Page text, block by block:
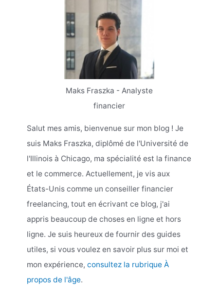
Maks Fraszka - Analyste
financier
Salut mes amis, bienvenue sur mon blog ! Je
suis Maks Fraszka, diplômé de l'Université de
l'Illinois à Chicago, ma spécialité est la finance
et le commerce. Actuellement, je vis aux
États-Unis comme un conseiller financier
freelancing, tout en écrivant ce blog, j'ai
appris beaucoup de choses en ligne et hors
ligne. Je suis heureux de fournir des guides
utiles, si vous voulez en savoir plus sur moi et
mon expérience, consultez la rubrique À
propos de l'âge.